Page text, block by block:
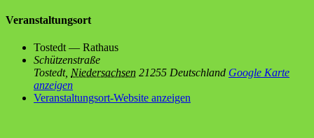
Veranstaltungsort
Tostedt — Rathaus
Schützenstraße
Tostedt, Niedersachsen 21255 Deutschland Google Karte
anzeigen
Veranstaltungsort-Website anzeigen